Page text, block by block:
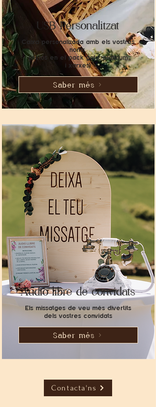
USB Personalitzat
Caixa personalizadaamb els vostres
noms.
(inclós en el pack gold,platinum
i xarxes)
Saber més
Àudio libre de convidats
Els missatges de veu més divertits
dels vostresconvidats
Saber més
Contacta'ns